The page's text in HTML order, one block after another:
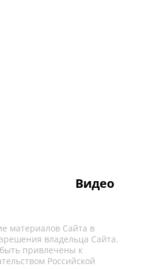
Видео
материалов Сайта в
владельца Сайта.
привлечены к
Российской